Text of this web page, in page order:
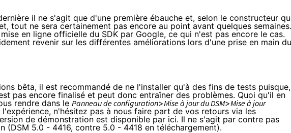
il ne s'agit que d'une première ébauche et, selon le constructeur
tout ne sera certainement pas encore au point avant quelques semaines.
en ligne officielle du SDK par Google, ce qui n'est pas encore le cas.
revenir sur les différentes améliorations lors d'une prise en main du
bêta, il est recommandé de ne l'installer qu'à des fins de tests puisque,
pas encore finalisé et peut donc entraîner des problèmes. Quoi qu'il en
rendre dans le Panneau de configuration>Mise à jour du DSM>Mise à jour
n'hésitez pas à nous faire part de vos retours via les
de démonstration est disponible par ici. Il ne s'agit par contre pas
(DSM 5.0 - 4416, contre 5.0 - 4418 en téléchargement).